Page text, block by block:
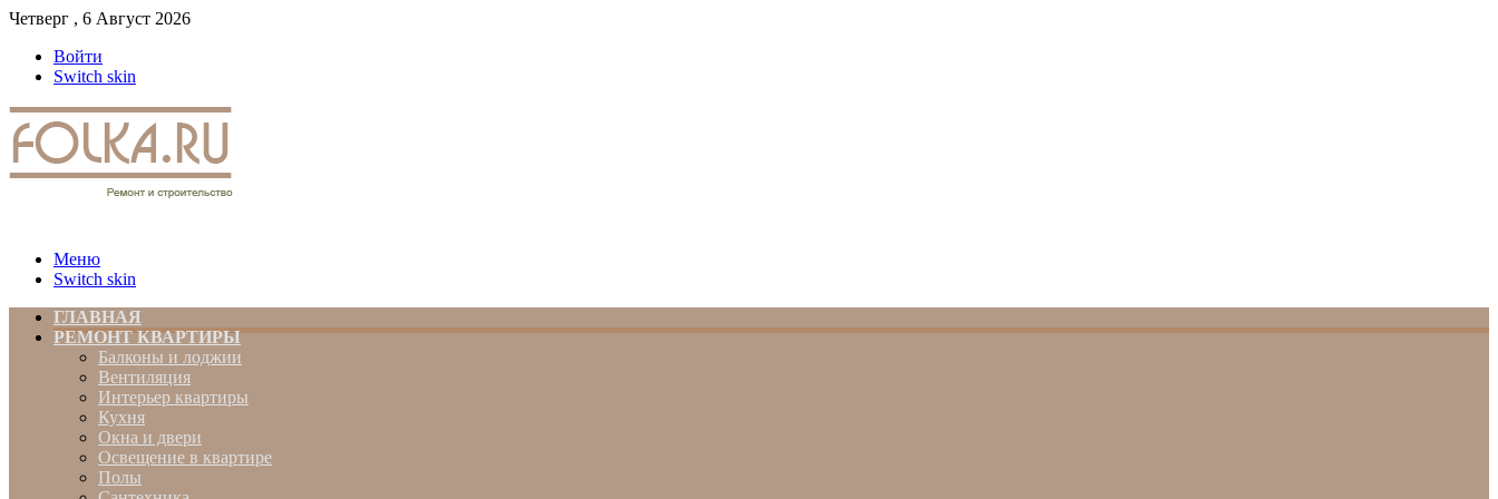
Четверг , 6 Август 2026
Войти
Switch skin
Меню
Switch skin
ГЛАВНАЯ
РЕМОНТ КВАРТИРЫ
Балконы и лоджии
Вентиляция
Интерьер квартиры
Кухня
Окна и двери
Освещение в квартире
Полы